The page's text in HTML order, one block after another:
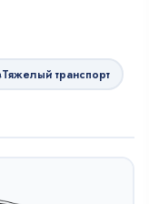
Тяжелый транспорт